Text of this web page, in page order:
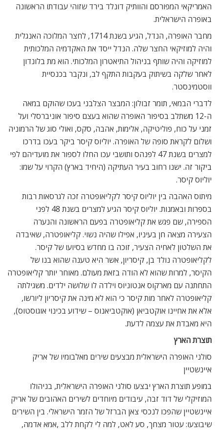
האמריקאי המפורסם והוותיק דונלד בירד שזוהי עבודתו הראשונה
באופרה הישראלית.
מחבר האופרה, הנדל, הגיע בשנת 1714, לחצר המלוכה האנגלית
והיה למוזיקאי החצר שלה. הנדל ייסד את האקדמיה המלכותית
למוזיקה והיה שותף בניהול התיאטרון המלכותי. הוא מת בלונדון
לאחר שלקה בשיתוק בעקבות התקף לב, ונקבר בכנסיית
ווסטמינסטר.
לדברי הבמאי, תומר זבולון: המבצר הצלבני בעכו שהוקם במאה
ה-12 משתלב בסיפור האופרה שהוא בעצם סיפור אוניברסלי ועל
זמני על כוח, פוליטיקה, אלימות, אהבה, סקס, ואולי סוג של הרמוניה
ושלום לקראת סופה של האופרה. יוליוס קיסר ביקר בעכו בדרכו
למצרים בשנת 47 לפנהס ותושבי עכו החלו לספור את מועדיהם לפי
ביקור זה. ישנו רחוב בעיר העתיקה (היחיד בארץ) הקרוי על שמו:
יוליוס קיסר.
מיתוס האהבה בין יוליוס קיסר לקליאופטרה זכה לגרסאות רבות
בספרות ובאמנות. יוליוס קיסר הגיע למצרים בשנת 48 לפני
הספירה, שם פגש את קליאופטרה בפעם הראשונה והנערה
הצעירה מצאה חן בעיניו, אפילו שהיה נשוי. קליאופטרה, שאיבדה
את השלטון לאחיה הצעיר, זוכה בו מחדש בסיועו של קיסר.
לקליאופטרה נולד בן, קיסריון, אשר היא טענה שהוא בנו של
הקיסר, למרות שהוא לא הודה בזאת מעולם. מאוחר יותר קליאופטרה
התחתנה עם מארקוס אנטוניוס וילדה לו שלושה ילדים. משגילתה
קליאופטרה לאחר מות קיסר כי הוא לא מינה את קיסריון ליורשו,
אלא את אחיינו אוקטביאן (אוקטביאנוס – שידוע בכינוי אוגוסטוס),
היא מאבדת את עצמה לדעת.
תוצרת הארץ
סולני האופרה הישראלית מבצעים שירים מאלבומיו של אריק
איינשטיין
במופע תוצרת הארץ יבצעו סולני האופרה הישראלית, בניהולו
המוזיקלי של דוד זבה, עיבודים מיוחדים לשירים האהובים של אריק
איינשטיין שהפכו לנכסי צאן הברזל של הזמר הישראלי. בין השירים
שיבוצעו: עטור מצחך, סע לאט, למה לי לקחת ללב ,אמא אדמה,